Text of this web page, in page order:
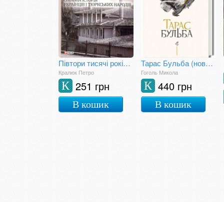
Півтори тисячі років разом. Спільна історія українців і тюркських народів
Кралюк Петро
251 грн
К
В кошик
Тарас Бульба (нове ілюстроване видання)
Гоголь Микола
440 грн
К
В кошик